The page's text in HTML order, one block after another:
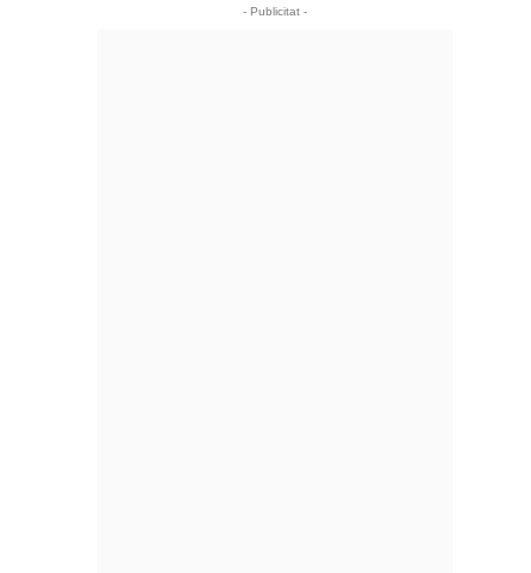
- Publicitat -